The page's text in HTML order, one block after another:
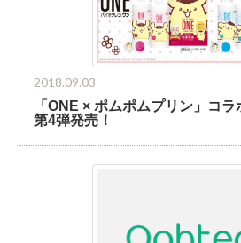
2018.09.03
「ONE × ポムポムプリン」コ
第4弾発売！